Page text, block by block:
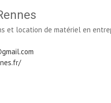
et location de matériel en